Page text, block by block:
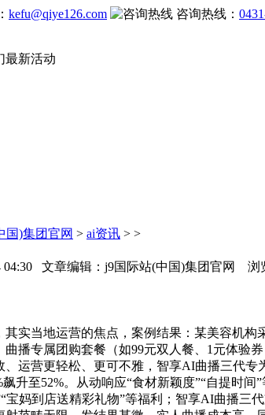
kefu@qiye126.com 咨询热线：
最新活动
国)集团官网 > ai资讯 > >
04:30 文章编辑：j9国际站(中国)集团官网 浏
当地运营的焦点，案例结果：某美容机构
播专属团购套餐（如99元双人餐、1元体验
、运营更轻松、更可不雅，智享AI曲播三代
升至52%。从动响应“食材新颖度”“自提时
宝妈到店送精彩礼物”等福利；智享AI曲播